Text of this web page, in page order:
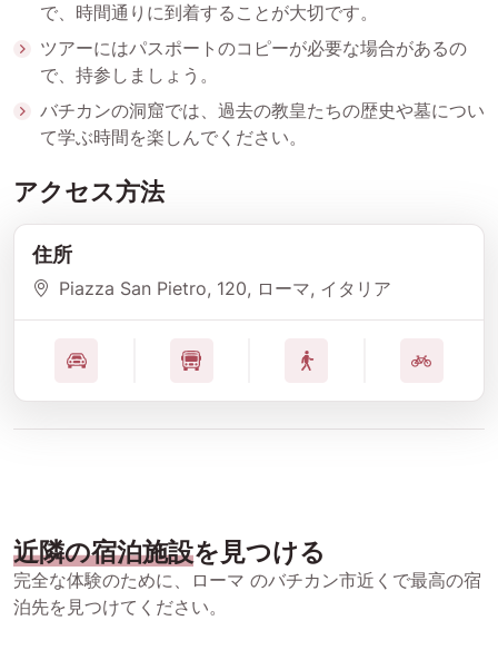
で、時間通りに到着することが大切です。
ツアーにはパスポートのコピーが必要な場合があるの
で、持参しましょう。
バチカンの洞窟では、過去の教皇たちの歴史や墓につい
て学ぶ時間を楽しんでください。
アクセス方法
住所
Piazza San Pietro, 120, ローマ, イタリア
近隣の宿泊施設を見つける
完全な体験のために、ローマ のバチカン市近くで最高の宿
泊先を見つけてください。